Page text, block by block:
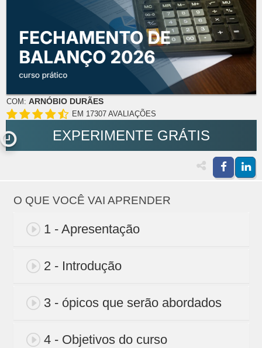
COM: ARNÓBIO DURÃES
EM 17307 AVALIAÇÕES
EXPERIMENTE GRÁTIS
O QUE VOCÊ VAI APRENDER
1 - Apresentação
2 - Introdução
3 - ópicos que serão abordados
4 - Objetivos do curso